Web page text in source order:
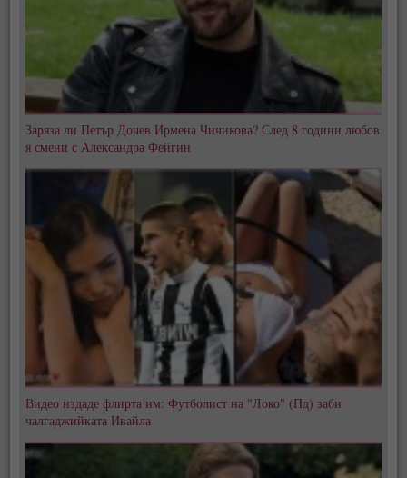
Заряза ли Петър Дочев Ирмена Чичикова? След 8 години любов
я смени с Александра Фейгин
Видео издаде флирта им: Футболист на "Локо" (Пд) заби
чалгаджийката Ивайла